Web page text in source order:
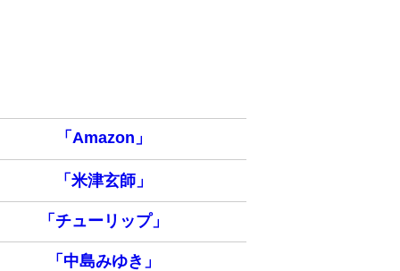
「Amazon」
「米津玄師」
「チューリップ」
「中島みゆき」